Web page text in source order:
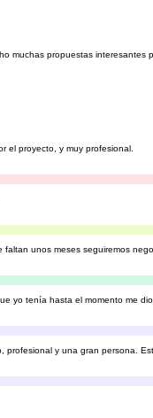
propuestas interesantes
el proyecto, y muy profesional.
unos meses seguiremos
yo tenía hasta el momento me
profesional y una gran persona.